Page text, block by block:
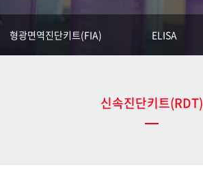
형광면역진단키트(FIA) ELISA
신속진단키트(RDT)